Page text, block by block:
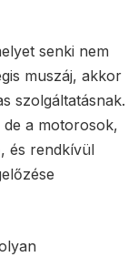
senki nem
muszáj, akkor
szolgáltatásnak.
a motorosok,
és rendkívül